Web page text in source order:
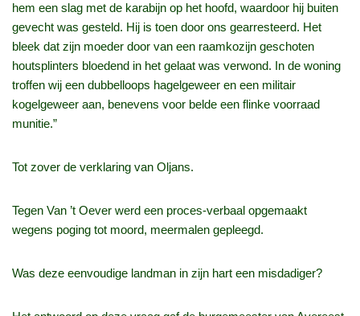
hem een slag met de karabijn op het hoofd, waardoor hij buiten
gevecht was gesteld. Hij is toen door ons gearresteerd. Het
bleek dat zijn moeder door van een raamkozijn geschoten
houtsplinters bloedend in het gelaat was verwond. In de woning
troffen wij een dubbelloops hagelgeweer en een militair
kogelgeweer aan, benevens voor belde een flinke voorraad
munitie.”
Tot zover de verklaring van Oljans.
Tegen Van ’t Oever werd een proces-verbaal opgemaakt
wegens poging tot moord, meermalen gepleegd.
Was deze eenvoudige landman in zijn hart een misdadiger?